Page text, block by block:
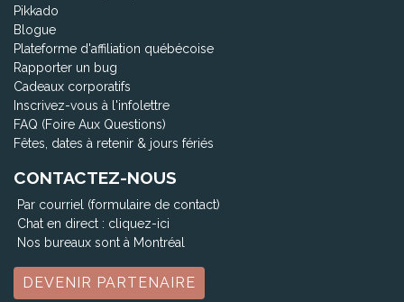
Pikkado
Blogue
Plateforme d'affiliation québécoise
Rapporter un bug
Cadeaux corporatifs
Inscrivez-vous à l'infolettre
FAQ (Foire Aux Questions)
Fêtes, dates à retenir & jours fériés
CONTACTEZ-NOUS
Par courriel (formulaire de contact)
Chat en direct : cliquez-ici
Nos bureaux sont à Montréal
DEVENIR PARTENAIRE